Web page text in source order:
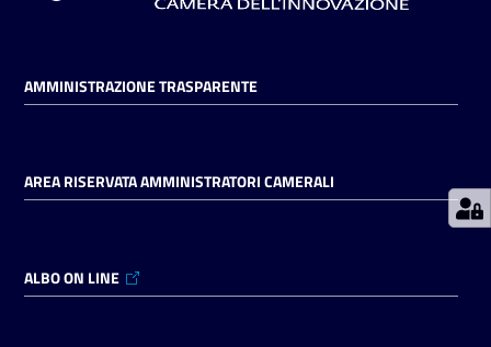
Accedi
AMMINISTRAZIONE TRASPARENTE
AREA RISERVATA AMMINISTRATORI CAMERALI
ALBO ON LINE